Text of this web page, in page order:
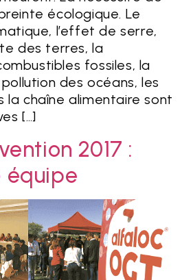
écologique. Le
l’effet de serre,
des terres, la
fossiles, la
des océans, les
la chaîne alimentaire sont
[…]
2017 :
équipe